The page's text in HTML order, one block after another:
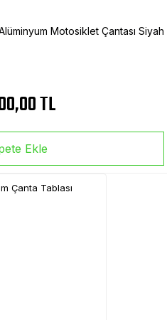
Motosiklet Çantası Siyah
TL
Ekle